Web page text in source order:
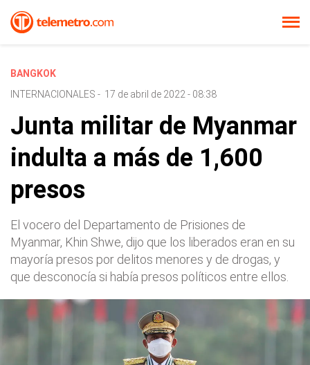
BANGKOK
INTERNACIONALES - 17 de abril de 2022 - 08:38
Junta militar de Myanmar
indulta a más de 1,600
presos
El vocero del Departamento de Prisiones de
Myanmar, Khin Shwe, dijo que los liberados eran en su
mayoría presos por delitos menores y de drogas, y
que desconocía si había presos políticos entre ellos.